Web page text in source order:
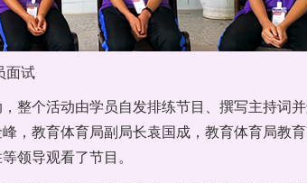
面试
整个活动由学员自发排练节目、撰写主持词
，教育体育局副局长袁国成，教育体育局教
领导观看了节目。